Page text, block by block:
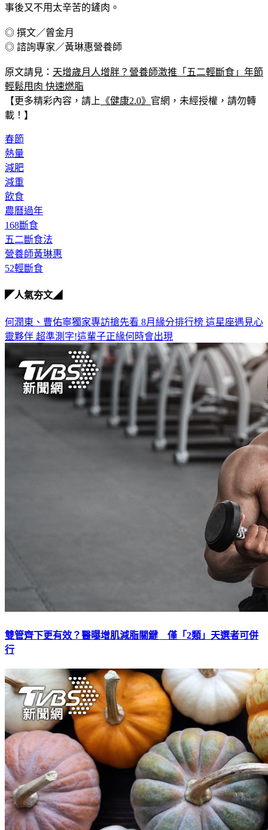
事後又不用太辛苦的鏟肉。
◎ 撰文／曾金月
◎ 諮詢專家／黃琳惠營養師
原文請見： 天增歲月人增胖？營養師激推「五二輕斷食」年節
輕鬆甩肉 快速燃脂
【更多精彩內容，請上 《健康2.0》 官網，未經授權，請勿轉
載！】
春節
熱量
減肥
減重
飲食
農曆過年
168斷食
五二斷食法
營養師黃琳惠
52輕斷食
◤人氣夯文◢
何潤東、曹佑寧獨家專訪搶先看 8月緣分排行榜 這星座遇見心
靈夥伴 超準測字!這輩子正緣何時會出現
雙管齊下更有效？醫曝增肌減脂關鍵 僅「2類」天選者可併
行